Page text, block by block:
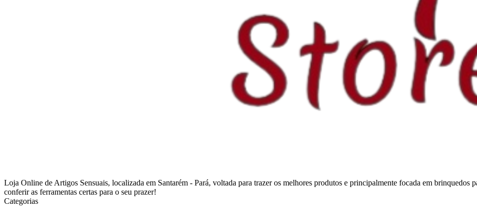
Loja Online de Artigos Sensuais, localizada em Santarém - Pará, voltada para trazer os melhores produtos e principalmente focada em brinquedos
conferir as ferramentas certas para o seu prazer!
Categorias